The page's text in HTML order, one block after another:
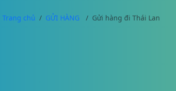
Trang chủ GỬI HÀNG Gửi hàng đi Thái Lan